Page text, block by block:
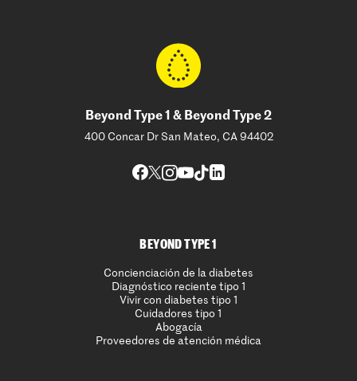
Beyond Type 1 & Beyond Type 2
400 Concar Dr San Mateo, CA 94402
BEYOND TYPE 1
Concienciación de la diabetes
Diagnóstico reciente tipo 1
Vivir con diabetes tipo 1
Cuidadores tipo 1
Abogacía
Proveedores de atención médica